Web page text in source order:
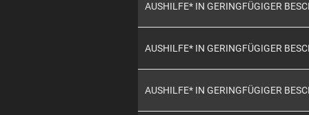
AUSHILFE* IN GERINGFÜGIGER
AUSHILFE* IN GERINGFÜGIGER
AUSHILFE* IN GERINGFÜGIGER